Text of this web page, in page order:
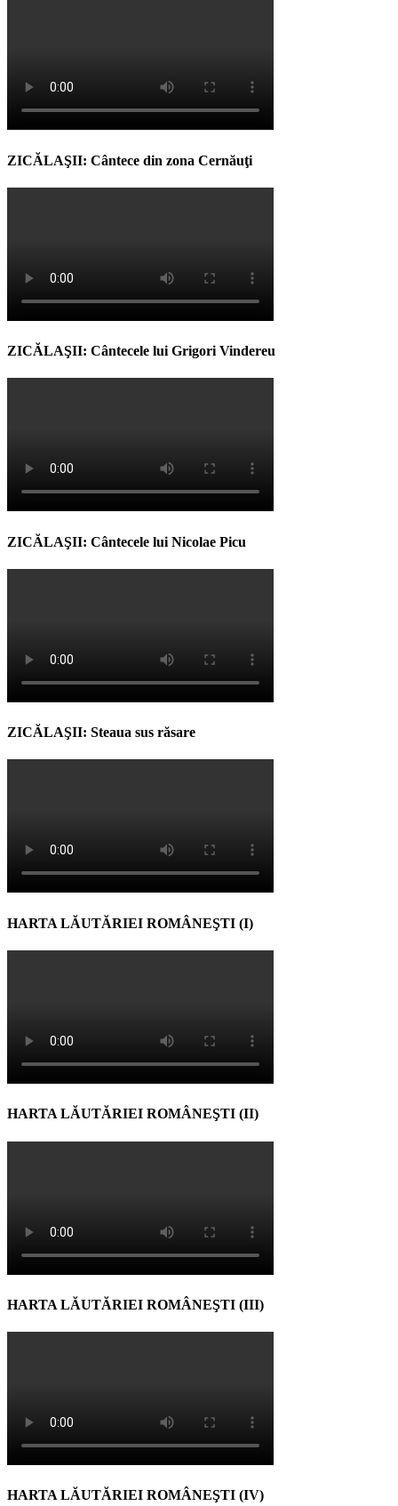
ZICĂLAŞII: Cântece din zona Cernăuţi
ZICĂLAŞII: Cântecele lui Grigori Vindereu
ZICĂLAŞII: Cântecele lui Nicolae Picu
ZICĂLAŞII: Steaua sus răsare
HARTA LĂUTĂRIEI ROMÂNEŞTI (I)
HARTA LĂUTĂRIEI ROMÂNEŞTI (II)
HARTA LĂUTĂRIEI ROMÂNEŞTI (III)
HARTA LĂUTĂRIEI ROMÂNEŞTI (IV)